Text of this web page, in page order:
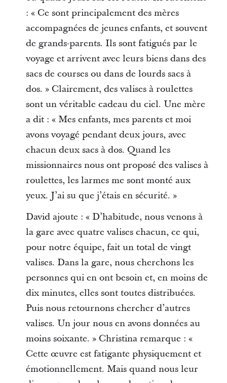
: « Ce sont principalement des mères
accompagnées de jeunes enfants, et souvent
de grands-parents. Ils sont fatigués par le
voyage et arrivent avec leurs biens dans des
sacs de courses ou dans de lourds sacs à
dos. » Clairement, des valises à roulettes
sont un véritable cadeau du ciel. Une mère
a dit : « Mes enfants, mes parents et moi
avons voyagé pendant deux jours, avec
chacun deux sacs à dos. Quand les
missionnaires nous ont proposé des valises à
roulettes, les larmes me sont monté aux
yeux. J’ai su que j’étais en sécurité. »
David ajoute : « D’habitude, nous venons à
la gare avec quatre valises chacun, ce qui,
pour notre équipe, fait un total de vingt
valises. Dans la gare, nous cherchons les
personnes qui en ont besoin et, en moins de
dix minutes, elles sont toutes distribuées.
Puis nous retournons chercher d’autres
valises. Un jour nous en avons données au
moins soixante. » Christina remarque : «
Cette œuvre est fatigante physiquement et
émotionnellement. Mais quand nous leur